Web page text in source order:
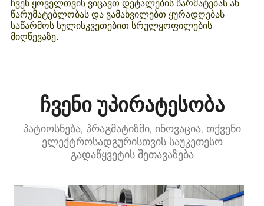
ჩვენ ყოველთვის ვიცავთ დეტალების წარმატებას ან
წარუმატებლობას და ვამახვილებთ ყურადღებას
საწარმოს სულისკვეთებით სრულყოფილების
მიღწევაზე.
ჩვენი უპირატესობა
პატიოსნება, პრაგმატიზმი, ინოვაცია, თქვენი
ელექტროსადგურისთვის საუკეთესო
გადაწყვეტის შეთავაზება